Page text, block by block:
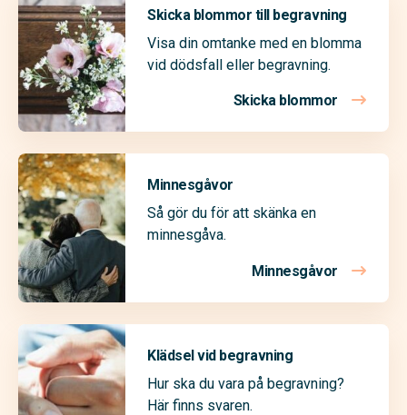
Skicka blommor till begravning
Visa din omtanke med en blomma
vid dödsfall eller begravning.
Skicka blommor
Minnesgåvor
Så gör du för att skänka en
minnesgåva.
Minnesgåvor
Klädsel vid begravning
Hur ska du vara på begravning?
Här finns svaren.